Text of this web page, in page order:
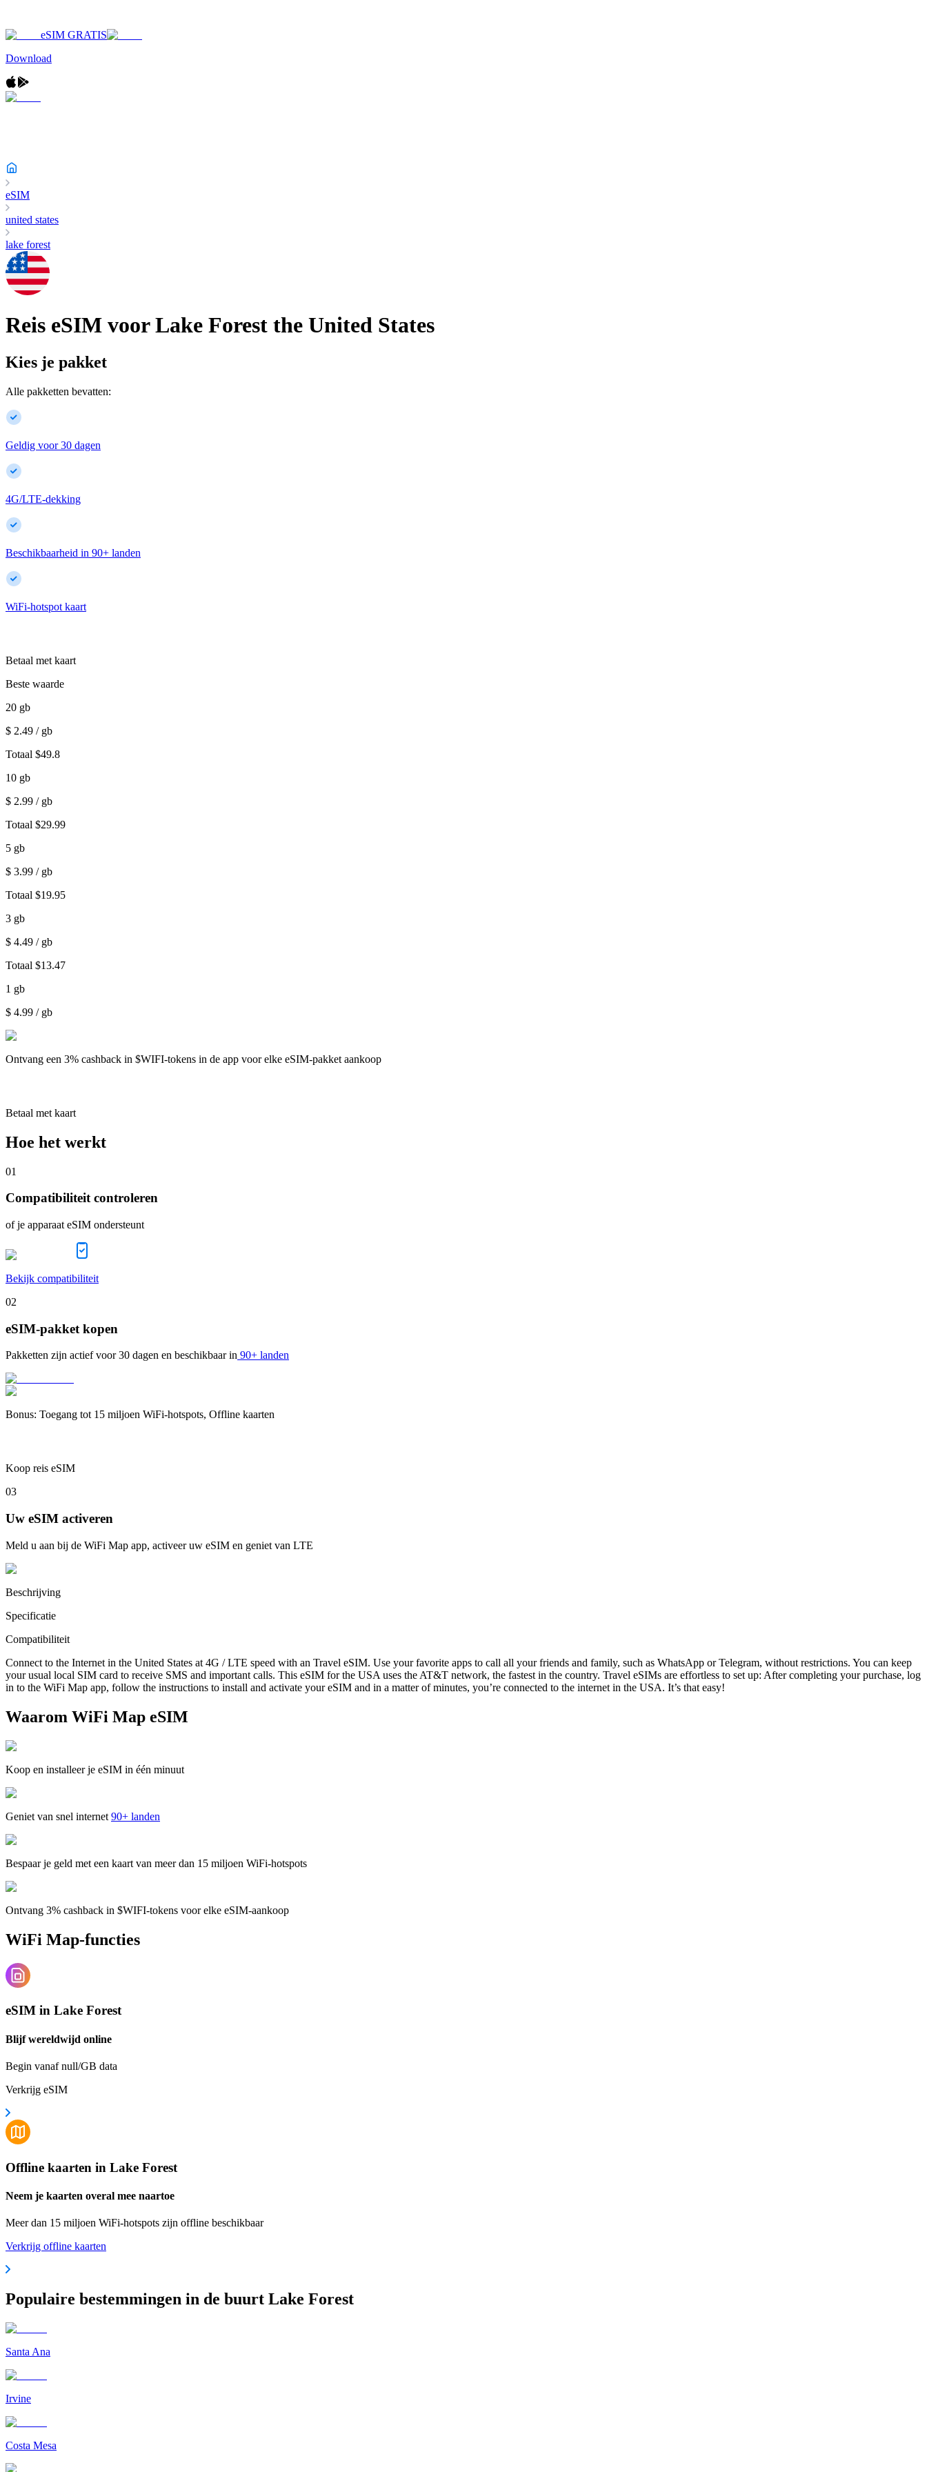
eSIM GRATIS
Download
eSIM
united states
lake forest
Reis eSIM voor Lake Forest the United States
Kies je pakket
Alle pakketten bevatten:
Geldig voor 30 dagen
4G/LTE-dekking
Beschikbaarheid in 90+ landen
WiFi-hotspot kaart
Betaal met kaart
Beste waarde
20 gb
$ 2.49 / gb
Totaal $49.8
10 gb
$ 2.99 / gb
Totaal $29.99
5 gb
$ 3.99 / gb
Totaal $19.95
3 gb
$ 4.49 / gb
Totaal $13.47
1 gb
$ 4.99 / gb
Ontvang een 3% cashback in $WIFI-tokens in de app voor elke eSIM-pakket aankoop
Betaal met kaart
Hoe het werkt
01
Compatibiliteit controleren
of je apparaat eSIM ondersteunt
Bekijk compatibiliteit
02
eSIM-pakket kopen
Pakketten zijn actief voor 30 dagen en beschikbaar in 90+ landen
Bonus: Toegang tot 15 miljoen WiFi-hotspots, Offline kaarten
Koop reis eSIM
03
Uw eSIM activeren
Meld u aan bij de WiFi Map app, activeer uw eSIM en geniet van LTE
Beschrijving
Specificatie
Compatibiliteit
Connect to the Internet in the United States at 4G / LTE speed with an Travel eSIM. Use your favorite apps to call all your friends and family, such as WhatsApp or Telegram, without restrictions. You can keep
your usual local SIM card to receive SMS and important calls. This eSIM for the USA uses the AT&T network, the fastest in the country. Travel eSIMs are effortless to set up: After completing your purchase, log
in to the WiFi Map app, follow the instructions to install and activate your eSIM and in a matter of minutes, you’re connected to the internet in the USA. It’s that easy!
Waarom WiFi Map eSIM
Koop en installeer je eSIM in één minuut
Geniet van snel internet 90+ landen
Bespaar je geld met een kaart van meer dan 15 miljoen WiFi-hotspots
Ontvang 3% cashback in $WIFI-tokens voor elke eSIM-aankoop
WiFi Map-functies
eSIM in Lake Forest
Blijf wereldwijd online
Begin vanaf null/GB data
Verkrijg eSIM
Offline kaarten in Lake Forest
Neem je kaarten overal mee naartoe
Meer dan 15 miljoen WiFi-hotspots zijn offline beschikbaar
Verkrijg offline kaarten
Populaire bestemmingen in de buurt Lake Forest
Santa Ana
Irvine
Costa Mesa